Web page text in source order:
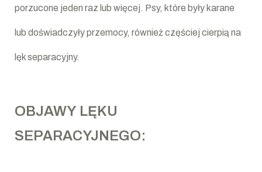
porzucone jeden raz lub więcej. Psy, które były karane
lub doświadczyły przemocy, również częściej cierpią na
lęk separacyjny.
OBJAWY LĘKU
SEPARACYJNEGO: